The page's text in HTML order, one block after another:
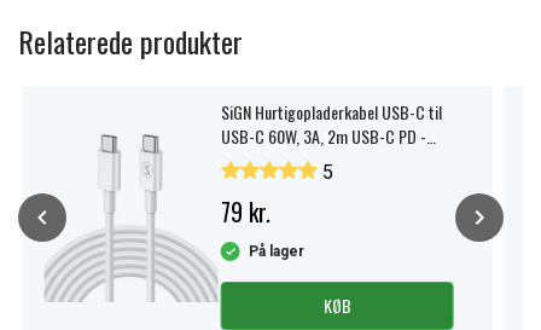
Relaterede produkter
SiGN Hurtigopladerkabel USB-C til
USB-C 60W, 3A, 2m USB-C PD -
Hvid
5
79 kr.
På lager
KØB